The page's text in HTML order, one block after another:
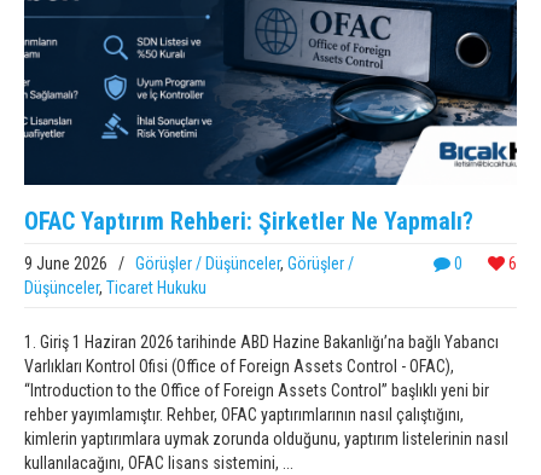
OFAC Yaptırım Rehberi: Şirketler Ne Yapmalı?
0 6
9 June 2026 / Görüşler / Düşünceler, Görüşler /
Düşünceler, Ticaret Hukuku
1. Giriş 1 Haziran 2026 tarihinde ABD Hazine Bakanlığı’na bağlı Yabancı
Varlıkları Kontrol Ofisi (Office of Foreign Assets Control - OFAC),
“Introduction to the Office of Foreign Assets Control” başlıklı yeni bir
rehber yayımlamıştır. Rehber, OFAC yaptırımlarının nasıl çalıştığını,
kimlerin yaptırımlara uymak zorunda olduğunu, yaptırım listelerinin nasıl
kullanılacağını, OFAC lisans sistemini, ...